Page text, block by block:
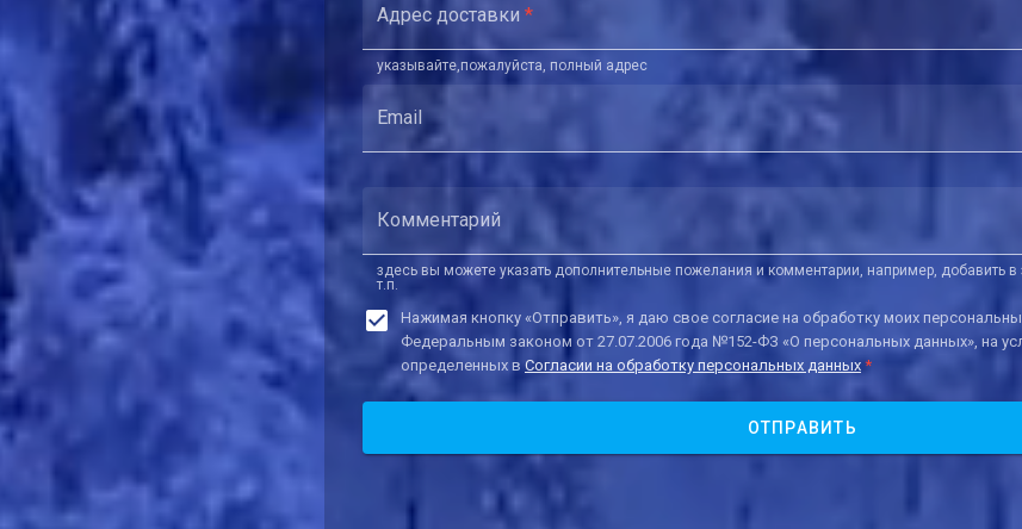
Адрес доставки *
указывайте,пожалуйста, полный адрес
Email
Комментарий
здесь вы можете указать дополнительные пожелания и комментарии, например, добавить в
т.п.
Нажимая кнопку «Отправить», я даю свое согласие на обработку моих
Федеральным законом от 27.07.2006 года №152-ФЗ «О персональных данных», на
определенных в Согласии на обработку персональных данных *
ОТПРАВИТЬ